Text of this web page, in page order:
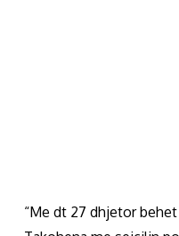
“Me dt 27 dhjetor